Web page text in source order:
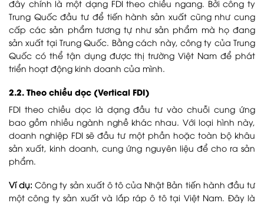
đây chính là một dạng FDI theo chiều ngang. Bởi công ty
Trung Quốc đầu tư để tiến hành sản xuất cũng như cung
cấp các sản phẩm tương tự như sản phẩm mà họ đang
sản xuất tại Trung Quốc. Bằng cách này, công ty của Trung
Quốc có thể tận dụng được thị trường Việt Nam để phát
triển hoạt động kinh doanh của mình.
2.2. Theo chiều dọc (Vertical FDI)
FDI theo chiều dọc là dạng đầu tư vào chuỗi cung ứng
bao gồm nhiều ngành nghề khác nhau. Với loại hình này,
doanh nghiệp FDI sẽ đầu tư một phần hoặc toàn bộ khâu
sản xuất, kinh doanh, cung ứng nguyên liệu để cho ra sản
phẩm.
Ví dụ: Công ty sản xuất ô tô của Nhật Bản tiến hành đầu tư
một công ty sản xuất và lắp ráp ô tô tại Việt Nam. Đây là